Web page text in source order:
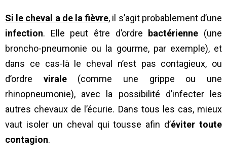
Si le cheval a de la fièvre, il s’agit probablement d’une
infection. Elle peut être d’ordre bactérienne (une
broncho-pneumonie ou la gourme, par exemple), et
dans ce cas-là le cheval n’est pas contagieux, ou
d’ordre virale(comme une grippe ou une
rhinopneumonie), avec la possibilité d’infecter les
autres chevaux de l’écurie. Dans tous les cas, mieux
vaut isoler un cheval qui tousse afin d’éviter toute
contagion.